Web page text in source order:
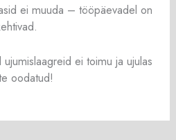
ei muuda – tööpäevadel on
ei toimu ja ujulas
oodatud!